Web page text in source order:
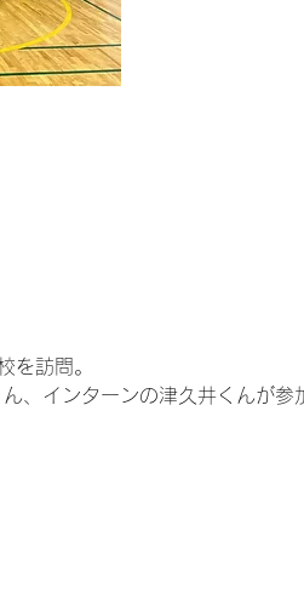
を訪問。
、インターンの津久井くんが